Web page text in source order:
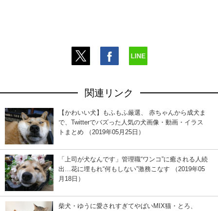
関連リンク
【かわいい犬】もふもふ厳選、 赤ちゃんから成犬ま
で、Twitterでバズった人気の犬画像・動画・イラス
トまとめ （2019年05月25日）
「上司が犬なんです」管理職“ワンコ”に癒される人続
出…花に埋もれ“何もしない”激務こなす （2019年05
月18日）
柴犬・ゆうに愛されすぎてやばいMIX猫・とろ、